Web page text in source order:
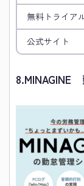
無料トライア
公式サイト
8.MINAGINE